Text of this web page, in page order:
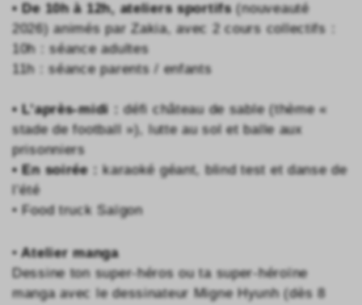
• De 10h à 12h, ateliers sportifs(nouveauté
2026) animés par Zakia, avec 2 cours collectifs :
10h : séance adultes
11h : séance parents / enfants
• L’après-midi :défi château de sable (thème «
stade de football »), lutte au sol et balle aux
prisonniers
• En soirée :karaoké géant, blind test et danse de
l’été
• Food truck Saïgon
•Atelier manga
Dessine ton super-héros ou ta super-héroïne
manga avec le dessinateur Migne Hyunh (dès 8